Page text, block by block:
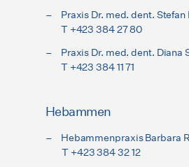
Praxis Dr. med. dent. Stefan
T +423 384 27 80
Praxis Dr. med. dent. Diana
T +423 384 11 71
Hebammen
Hebammenpraxis Barbara
T +423 384 32 12